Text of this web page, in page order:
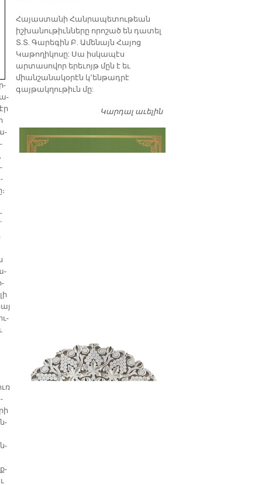
​Հայաստանի Հանրապետութեան
իշխանութիւնները որոշած են դատել
Տ.Տ. Գարեգին Բ. Ամենայն Հայոց
Կաթողիկոսը: Սա իսկապէս
արտասովոր երեւոյթ մըն է եւ
միանշանակօրէն կ՚ենթադրէ
գայթակղութիւն մը:
Կարդալ աւելինԴատել…